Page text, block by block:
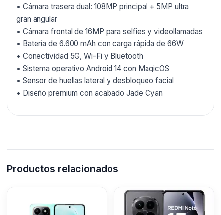
• Cámara trasera dual: 108MP principal + 5MP ultra
gran angular
• Cámara frontal de 16MP para selfies y videollamadas
• Batería de 6.600 mAh con carga rápida de 66W
• Conectividad 5G, Wi-Fi y Bluetooth
• Sistema operativo Android 14 con MagicOS
• Sensor de huellas lateral y desbloqueo facial
• Diseño premium con acabado Jade Cyan
Productos relacionados